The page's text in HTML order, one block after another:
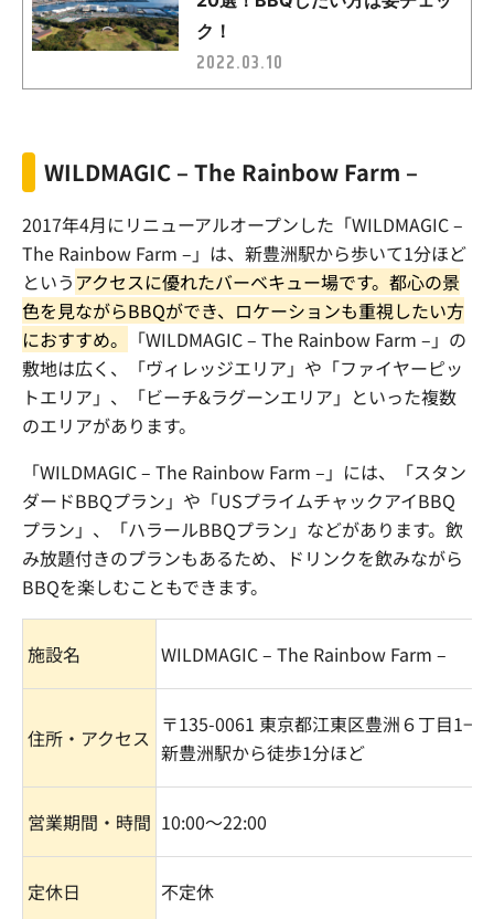
WILDMAGIC – The Rainbow Farm –
2017年4月にリニューアルオープンした「WILDMAGIC –
The Rainbow Farm –」は、新豊洲駅から歩いて1分ほど
という アクセスに優れたバーベキュー場です。都心の景
色を見ながらBBQができ、ロケーションも重視したい方
におすすめ。
「WILDMAGIC – The Rainbow Farm –」の
敷地は広く、「ヴィレッジエリア」や「ファイヤーピッ
トエリア」、「ビーチ&ラグーンエリア」といった複数
のエリアがあります。
「WILDMAGIC – The Rainbow Farm –」には、「スタン
ダードBBQプラン」や「USプライムチャックアイBBQ
プラン」、「ハラールBBQプラン」などがあります。飲
み放題付きのプランもあるため、ドリンクを飲みながら
BBQを楽しむこともできます。
施設名 WILDMAGIC – The Rainbow Farm –
住所・アクセス
〒135-0061 東京都江東区豊洲６丁目1−23
新豊洲駅から徒歩1分ほど
営業期間・時間 10:00〜22:00
定休日 不定休